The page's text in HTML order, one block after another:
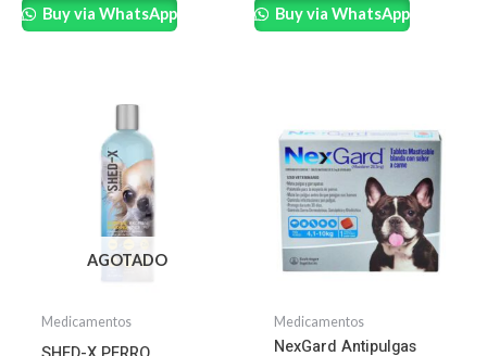
Buy via WhatsApp Buy via WhatsApp
AGOTADO
Medicamentos Medicamentos
NexGard Antipulgas